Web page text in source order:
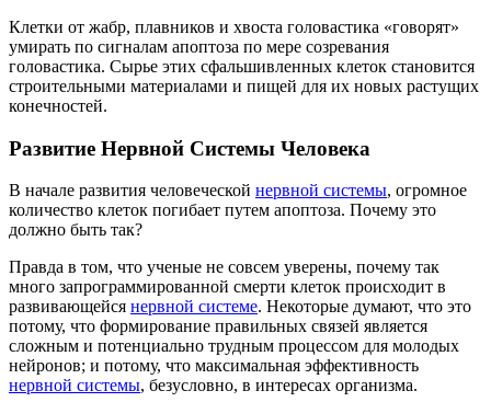
Клетки от жабр, плавников и хвоста головастика «говорят»
умирать по сигналам апоптоза по мере созревания
головастика. Сырье этих сфальшивленных клеток становится
строительными материалами и пищей для их новых растущих
конечностей.
Развитие Нервной Системы Человека
В начале развития человеческой нервной системы, огромное
количество клеток погибает путем апоптоза. Почему это
должно быть так?
Правда в том, что ученые не совсем уверены, почему так
много запрограммированной смерти клеток происходит в
развивающейся нервной системе. Некоторые думают, что это
потому, что формирование правильных связей является
сложным и потенциально трудным процессом для молодых
нейронов; и потому, что максимальная эффективность
нервной системы, безусловно, в интересах организма.